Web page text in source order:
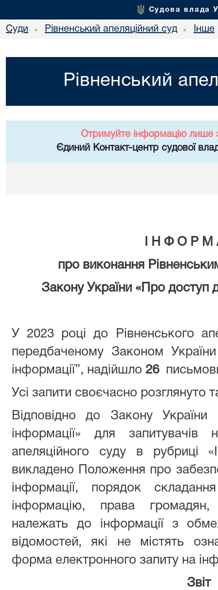
Судова влада
Суди • Рівненський апеляційний суд • Інше
Рівненський
Отримуйте інформацію лише
Єдиний Контакт-центр судової
Н Ф О Р М
про виконання
Закону України «Про доступ
У 2023 році до Рівненського
передбаченому Законом
інформації”, надійшло 26
Усі запити своєчасно розглянуто
Відповідно до Закону
інформації» для запитувачів
апеляційного суду в рубриці
викладено Положення про
інформації, порядок
інформацію, права громадян,
належать до інформації з
відомостей, які не містять
форма електронного запиту на
Звіт